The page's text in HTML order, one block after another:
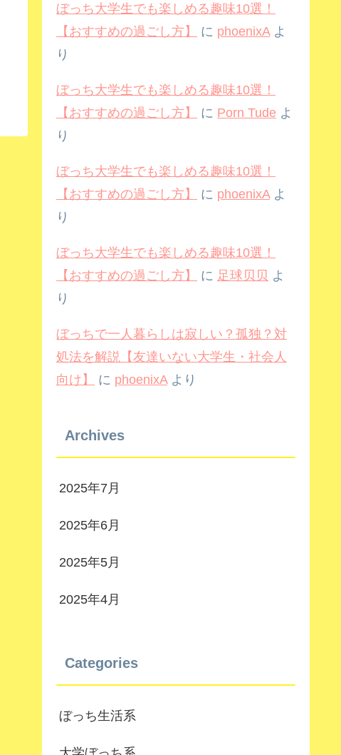
ぼっち大学生でも楽しめる趣味10選！
【おすすめの過ごし方】
に phoenixAよ
り
ぼっち大学生でも楽しめる趣味10選！
【おすすめの過ごし方】
に Porn Tude よ
り
ぼっち大学生でも楽しめる趣味10選！
【おすすめの過ごし方】
に phoenixAよ
り
ぼっち大学生でも楽しめる趣味10選！
【おすすめの過ごし方】
に 足球贝贝 よ
り
ぼっちで一人暮らしは寂しい？孤独？対
処法を解説【友達いない大学生・社会人
向け】
に phoenixAより
Archives
2025年7月
2025年6月
2025年5月
2025年4月
Categories
ぼっち生活系